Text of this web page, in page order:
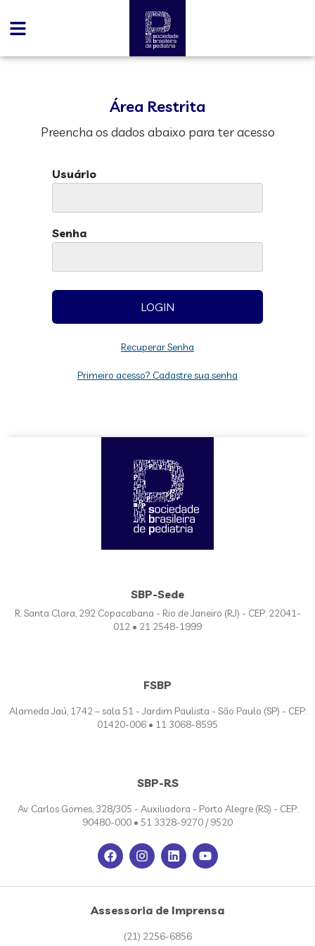
Área Restrita
Preencha os dados abaixo para ter acesso
Usuário
Senha
Recuperar Senha
Primeiro acesso? Cadastre sua senha
SBP-Sede
R. Santa Clara, 292 Copacabana - Rio de Janeiro (RJ) - CEP: 22041-
012 • 21 2548-1999
FSBP
Alameda Jaú, 1742 – sala 51 - Jardim Paulista - São Paulo (SP) - CEP:
01420-006 • 11 3068-8595
SBP-RS
Av. Carlos Gomes, 328/305 - Auxiliadora - Porto Alegre (RS) - CEP:
90480-000 • 51 3328-9270 / 9520
Assessoria de Imprensa
(21) 2256-6856